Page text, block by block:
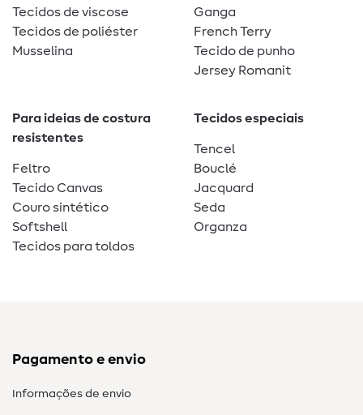
Tecidos de viscose
Tecidos de poliéster
Musselina
Ganga
French Terry
Tecido de punho
Jersey Romanit
Para ideias de costura
resistentes
Feltro
Tecido Canvas
Couro sintético
Softshell
Tecidos para toldos
Tecidos especiais
Tencel
Bouclé
Jacquard
Seda
Organza
Pagamento e envio
Informações de envio